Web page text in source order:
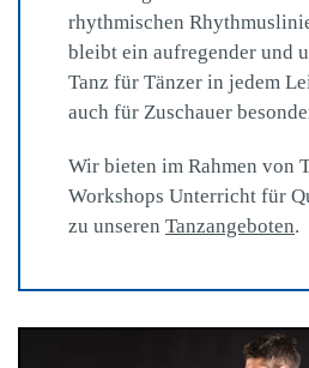
rhythmischen
bleibt ein aufregender und
Tanz für Tänzer in jedem
auch für Zuschauer
Wir bieten im Rahmen von
Workshops Unterricht für
zu unseren Tanzangeboten.